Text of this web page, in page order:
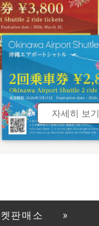
자세히 보기
판매소